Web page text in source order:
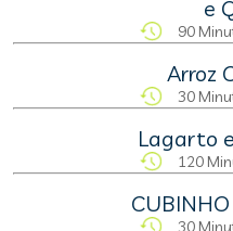
e
90
Arroz
30
Lagarto
120
CUBINHO
30